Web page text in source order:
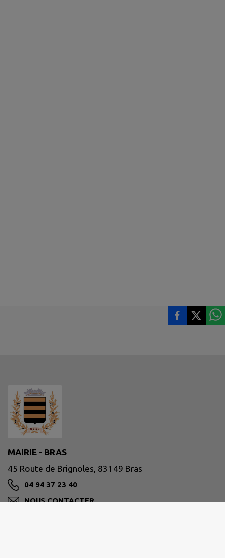
MAIRIE - BRAS
45 Route de Brignoles, 83149 Bras
04 94 37 23 40
NOUS CONTACTER